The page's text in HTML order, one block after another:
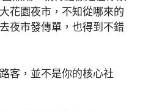
花園夜市，不知從哪來的
夜市發傳單，也得到不錯
客，並不是你的核心社